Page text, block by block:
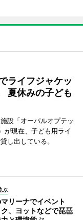
ライフジャケッ
夏休みの子ども
設「オーパルオプテッ
が現在、子ども用ライ
し出している。
ぶ
マリーナでイベント
、ヨットなどで琵琶